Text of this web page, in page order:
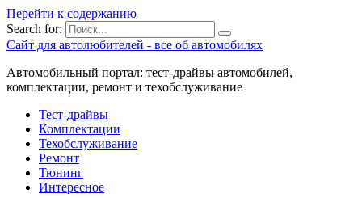
Перейти к содержанию
Search for:
Сайт для автолюбителей - все об автомобилях
Автомобильный портал: тест-драйвы автомобилей,
комплектации, ремонт и техобслуживание
Тест-драйвы
Комплектации
Техобслуживание
Ремонт
Тюнинг
Интересное